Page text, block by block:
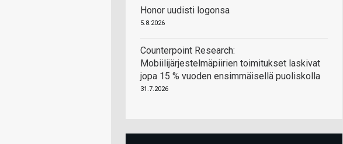
Honor uudisti logonsa
5.8.2026
Counterpoint Research:
Mobiilijärjestelmäpiirien toimitukset laskivat
jopa 15 % vuoden ensimmäisellä puoliskolla
31.7.2026